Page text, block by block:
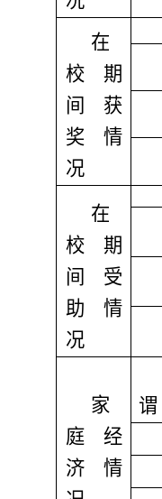
在
校期
间获
奖情
况
在
校期
间受
助情
况
家
庭经
济情
谓